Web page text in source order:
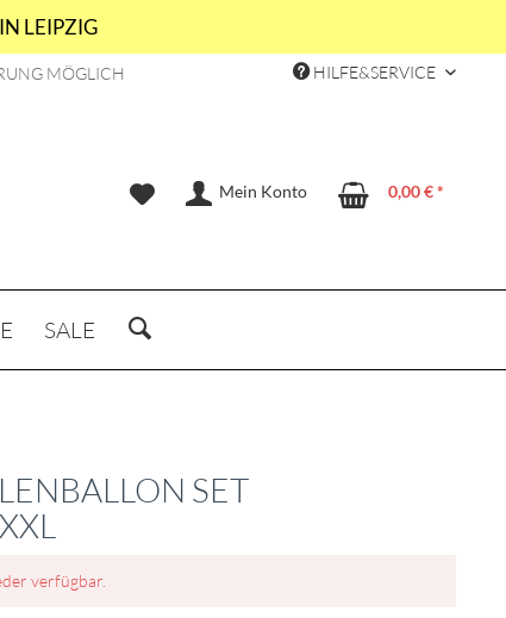
LEIPZIG
MÖGLICH HILFE&SERVICE
Mein Konto 0,00 € *
SALE
SET
verfügbar.